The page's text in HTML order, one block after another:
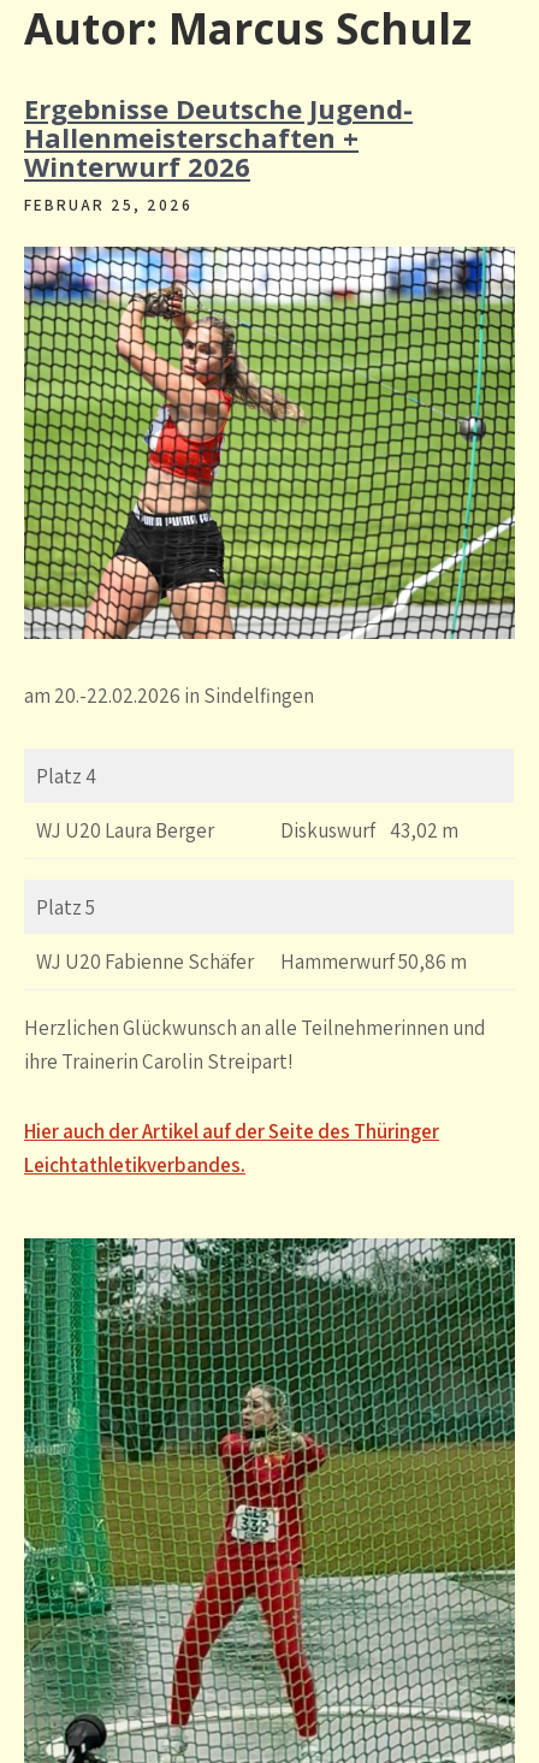
Autor: Marcus Schulz
Ergebnisse Deutsche Jugend-
Hallenmeisterschaften +
Winterwurf 2026
FEBRUAR 25, 2026
am 20.-22.02.2026 in Sindelfingen
Platz 4
WJ U20 Laura Berger Diskuswurf 43,02 m
Platz 5
WJ U20 Fabienne Schäfer Hammerwurf 50,86 m
Herzlichen Glückwunsch an alle Teilnehmerinnen und
ihre Trainerin Carolin Streipart!
Hier auch der Artikel auf der Seite des Thüringer
Leichtathletikverbandes.